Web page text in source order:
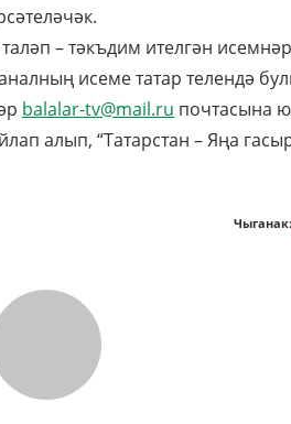
– тәкъдим ителгән
исеме татар телендә
balalar-tv@mail.ru почтасына
алып, “Татарстан – Яңа
Чыганак: